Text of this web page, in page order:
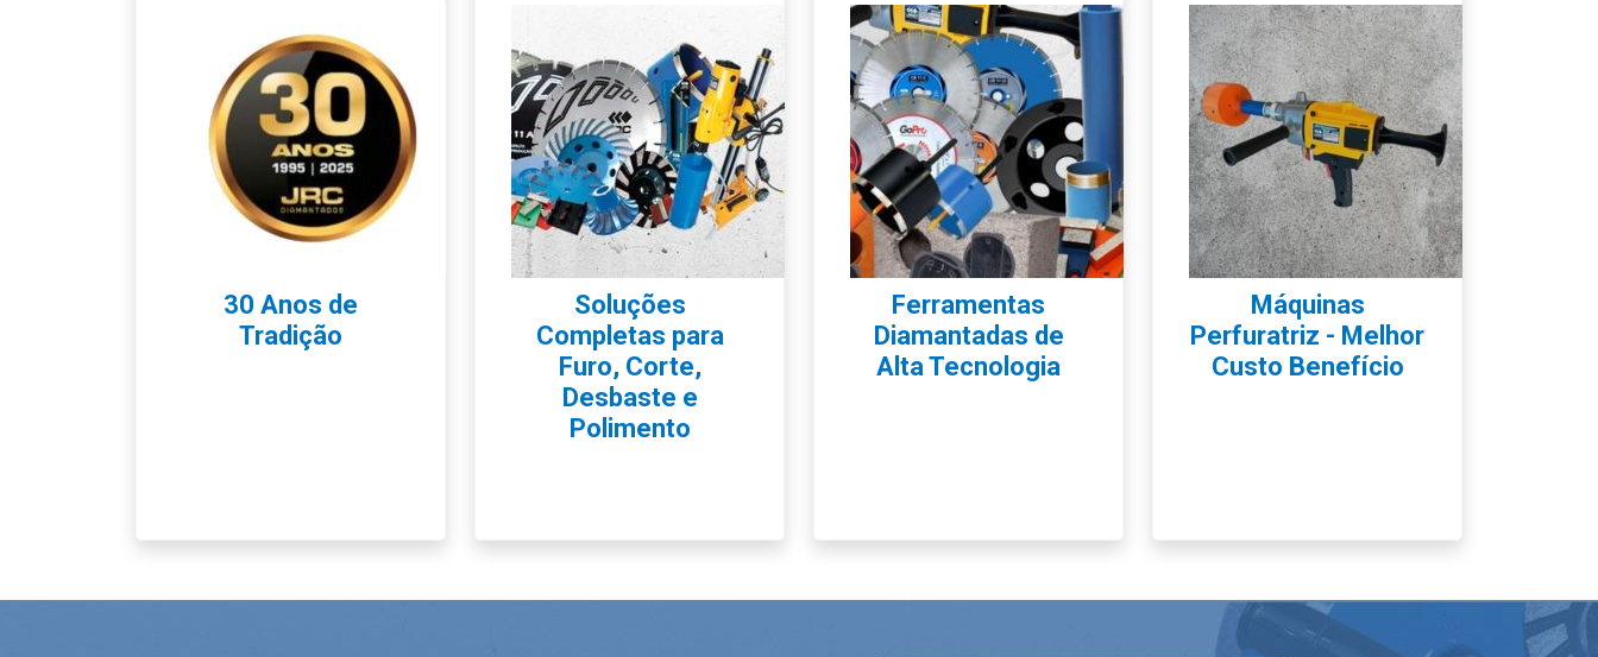
30 Anos de
Tradição
Soluções
Completas para
Furo, Corte,
Desbaste e
Polimento
Ferramentas
Diamantadas de
Alta Tecnologia
Máquinas
Perfuratriz - Melhor
Custo Benefício